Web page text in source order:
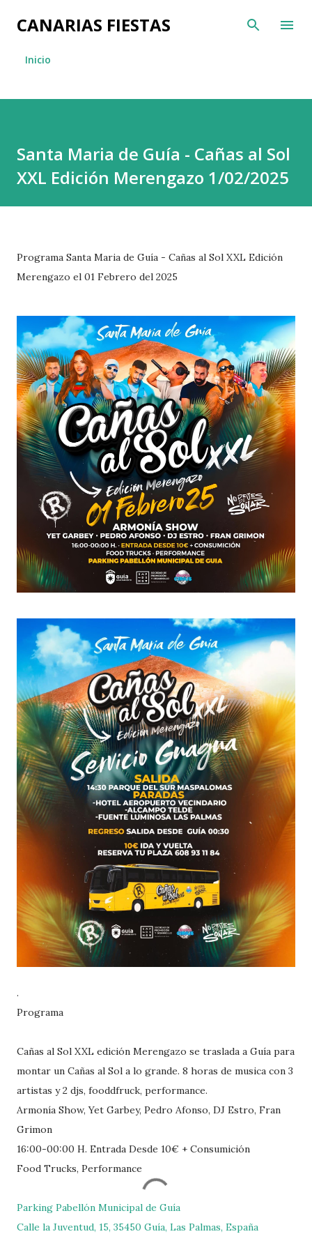
Ir al contenido principal
CANARIAS FIESTAS
Inicio
Santa Maria de Guía - Cañas al Sol
XXL Edición Merengazo 1/02/2025
Programa Santa Maria de Guía - Cañas al Sol XXL Edición
Merengazo el 01 Febrero del 2025
.
Programa
Cañas al Sol XXL edición Merengazo se traslada a Guía para
montar un Cañas al Sol a lo grande. 8 horas de musica con 3
artistas y 2 djs, fooddfruck, performance.
Armonía Show, Yet Garbey, Pedro Afonso, DJ Estro, Fran
Grimon
16:00-00:00 H. Entrada Desde 10€ + Consumición
Food Trucks, Performance
Parking Pabellón Municipal de Guía
Calle la Juventud, 15, 35450 Guía, Las Palmas, España